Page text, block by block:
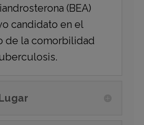
(BEA)
candidato en el
de la comorbilidad